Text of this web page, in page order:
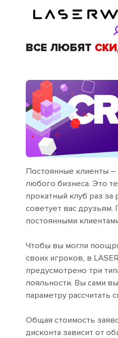
ВСЕ ЛЮБЯТ
Постоянные клиенты
любого бизнеса. Это
прокатный клуб раз за
советует вас друзьям.
постоянными
Чтобы вы могли
своих игроков, в
предусмотрено три
лояльности. Вы сами
параметру рассчитать
Общая стоимость
дисконта зависит от